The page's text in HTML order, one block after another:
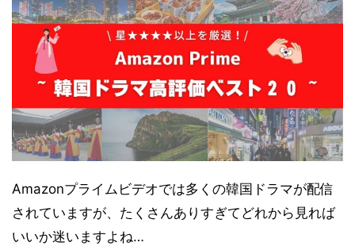
Amazonプライムビデオでは多くの韓国ドラマが配信
されていますが、たくさんありすぎてどれから見れば
いいか迷いますよね…